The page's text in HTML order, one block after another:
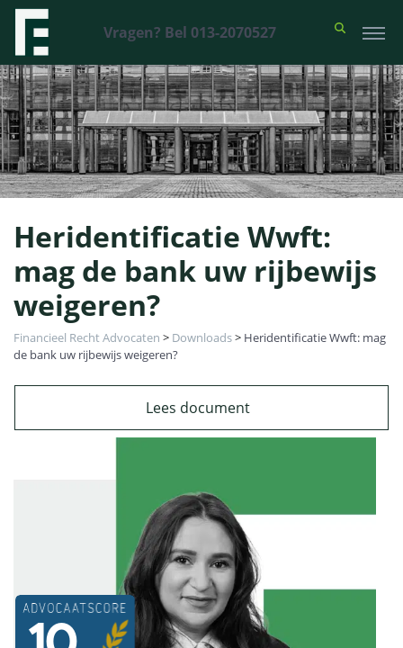
Vragen? Bel 013-2070527
Heridentificatie Wwft:
mag de bank uw rijbewijs
weigeren?
Financieel Recht Advocaten > Downloads> Heridentificatie Wwft: mag
de bank uw rijbewijs weigeren?
Lees document